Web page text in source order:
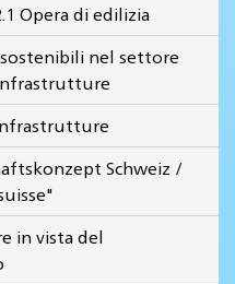
Opera di edilizia
nel settore
Schweiz /
in vista del